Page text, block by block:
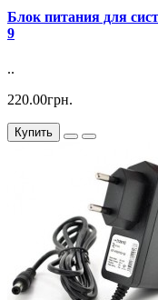
Блок питания для
9
..
220.00грн.
Купить